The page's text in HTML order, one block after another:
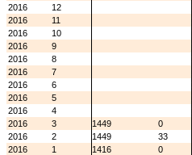
2016
12
2016
11
2016
10
2016
9
2016
8
2016
7
2016
6
2016
5
2016
4
2016
3 1449
0
2016
2 1449
33
2016
1 1416
0